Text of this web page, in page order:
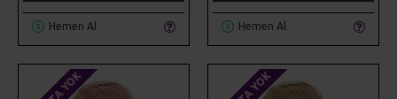
Hemen Al Hemen Al